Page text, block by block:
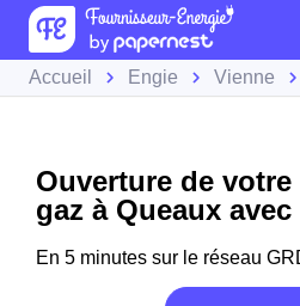
Accueil Engie Vienne